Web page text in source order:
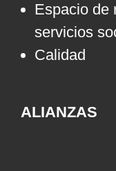
Espacio de
servicios
Calidad
ALIANZAS